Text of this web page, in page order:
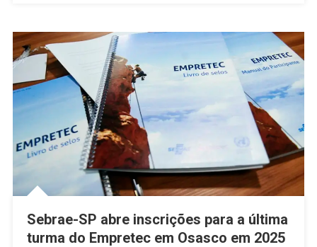
Chesther
Para
Impulsionar
Vendas
De
Pequenos
Negócios
Sebrae-SP abre inscrições para a última
turma do Empretec em Osasco em 2025